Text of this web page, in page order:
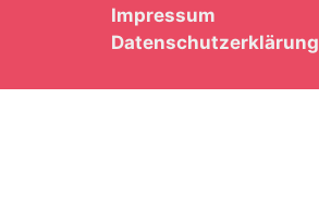
Impressum
Datenschutzerklärung